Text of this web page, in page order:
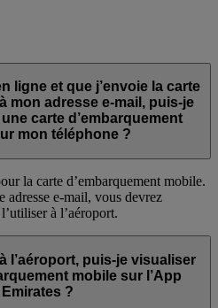
ligne et que j’envoie la carte
mon adresse e-mail, puis-je
une carte d’embarquement
mon téléphone ?
la carte d’embarquement mobile.
adresse e-mail, vous devrez
à l’aéroport.
l’aéroport, puis-je visualiser
mobile sur l’App
Emirates ?